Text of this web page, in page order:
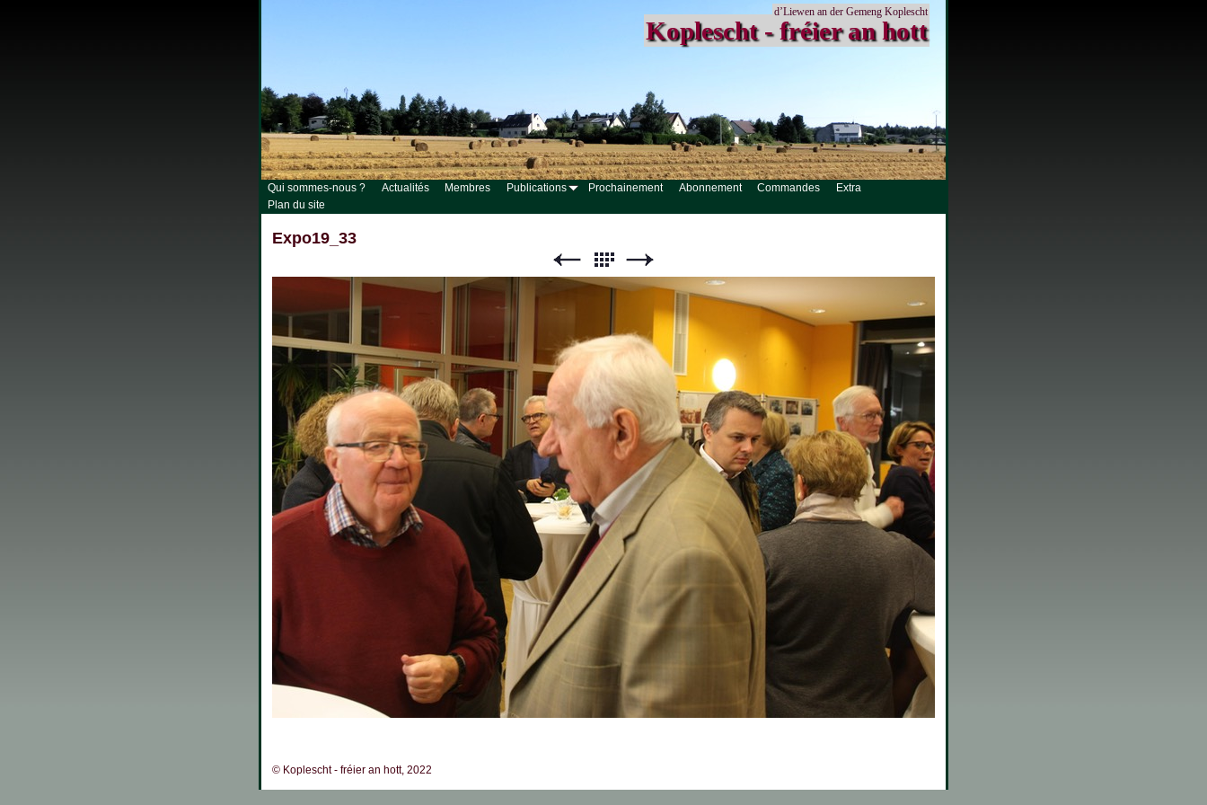
Koplescht - fréier an hott
d’Liewen an der Gemeng Koplescht
Qui sommes-nous ? Actualités Membres Publications Prochainement Abonnement Commandes
Extra
Plan du site
Expo19_33
© Koplescht - fréier an hott, 2022